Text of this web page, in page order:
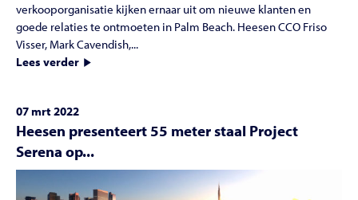
verkooporganisatie kijken ernaar uit om nieuwe klanten en
goede relaties te ontmoeten in Palm Beach. Heesen CCO Friso
Visser, Mark Cavendish,...
Lees verder
07 mrt 2022
Heesen presenteert 55 meter staal Project
Serena op...